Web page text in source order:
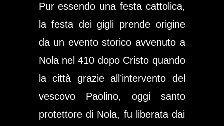
Pur essendo una festa cattolica,
la festa dei gigli prende origine
da un evento storico avvenuto a
Nola nel 410 dopo Cristo quando
la città grazie all’intervento del
vescovo Paolino, oggi santo
protettore di Nola, fu liberata dai